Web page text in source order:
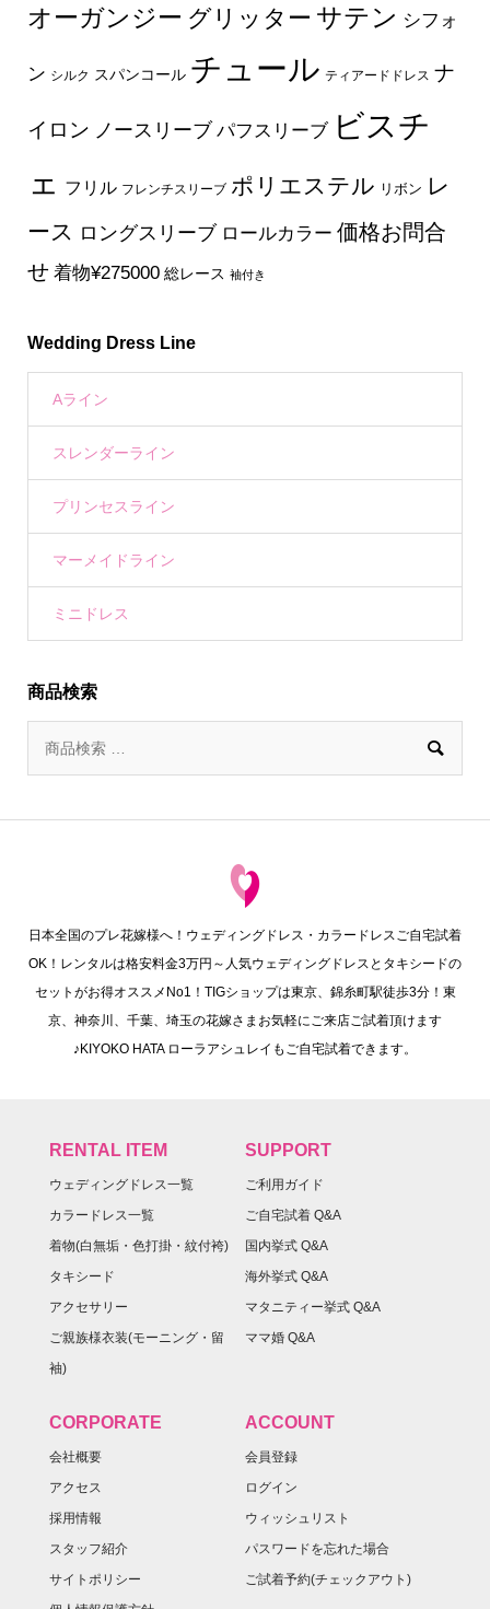
オーガンジー グリッター サテン シフォ
ン シルク スパンコール チュール ティアードドレス ナ
イロン ノースリーブ パフスリーブ ビスチ
ェ フリル フレンチスリーブ ポリエステル リボン レ
ース ロングスリーブ ロールカラー 価格お問合
せ 着物¥275000 総レース 袖付き
Wedding Dress Line
Aライン
スレンダーライン
プリンセスライン
マーメイドライン
ミニドレス
商品検索

日本全国のプレ花嫁様へ！ウェディングドレス・カラードレスご自宅試着
OK！レンタルは格安料金3万円～人気ウェディングドレスとタキシードの
セットがお得オススメNo1！TIGショップは東京、錦糸町駅徒歩3分！東
京、神奈川、千葉、埼玉の花嫁さまお気軽にご来店ご試着頂けます
♪KIYOKO HATA ローラアシュレイもご自宅試着できます。
RENTAL ITEM
ウェディングドレス一覧
カラードレス一覧
着物(白無垢・色打掛・紋付袴)
タキシード
アクセサリー
ご親族様衣装(モーニング・留
袖)
SUPPORT
ご利用ガイド
ご自宅試着 Q&A
国内挙式 Q&A
海外挙式 Q&A
マタニティー挙式 Q&A
ママ婚 Q&A
CORPORATE
会社概要
アクセス
採用情報
スタッフ紹介
サイトポリシー
ACCOUNT
会員登録
ログイン
ウィッシュリスト
パスワードを忘れた場合
ご試着予約(チェックアウト)